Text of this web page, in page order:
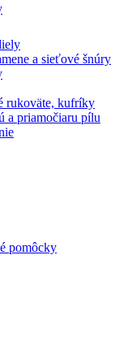
a sieťové šnúry
rukoväte, kufríky
a priamočiaru pílu
pomôcky